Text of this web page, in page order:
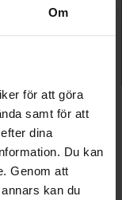
Om
för att göra
samt för att
dina
Du kan
Genom att
kan du